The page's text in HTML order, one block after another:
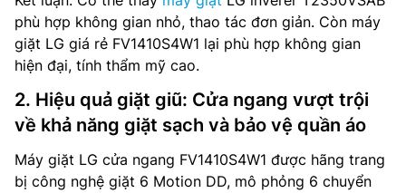
phù hợp không gian nhỏ, thao tác đơn giản. Còn máy
giặt LG giá rẻ FV1410S4W1 lại phù hợp không gian
hiện đại, tính thẩm mỹ cao.
2. Hiệu quả giặt giũ: Cửa ngang vượt trội
về khả năng giặt sạch và bảo vệ quần áo
Máy giặt LG cửa ngang FV1410S4W1 được hãng trang
bị công nghệ giặt 6 Motion DD, mô phỏng 6 chuyển